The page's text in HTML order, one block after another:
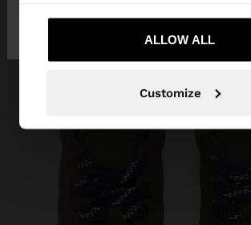
ALLOW ALL
Customize